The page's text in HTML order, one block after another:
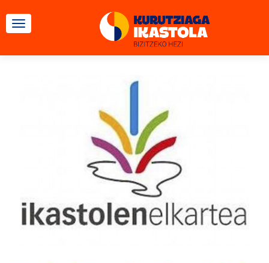
CAMBIAR NAVEGACIÓN